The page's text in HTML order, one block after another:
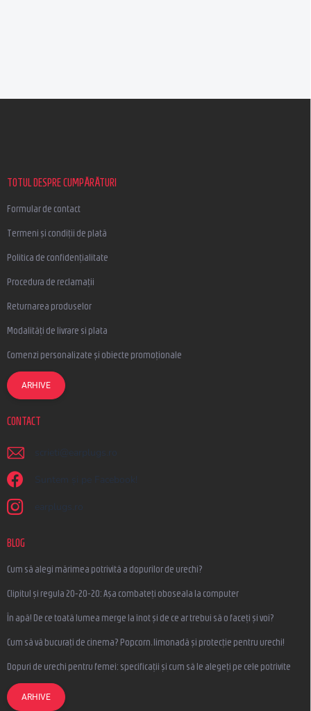
TOTUL DESPRE CUMPĂRĂTURI
Formular de contact
Termeni și condiții de plată
Politica de confidențialitate
Procedura de reclamații
Returnarea produselor
Modalități de livrare si plata
Comenzi personalizate și obiecte promoționale
ARHIVE
CONTACT
scrieti @ earplugs.ro
Suntem și pe Facebook!
earplugs.ro
BLOG
Cum să alegi mărimea potrivită a dopurilor de urechi?
Clipitul și regula 20-20-20: Așa combateți oboseala la computer
În apă! De ce toată lumea merge la înot și de ce ar trebui să o faceți și voi?
Cum să vă bucurați de cinema? Popcorn, limonadă și protecție pentru urechi!
Dopuri de urechi pentru femei: specificații și cum să le alegeți pe cele potrivite
ARHIVE